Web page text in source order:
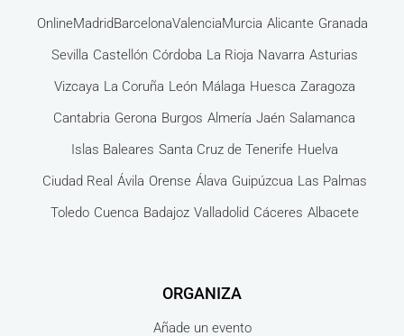
OnlineMadridBarcelonaValenciaMurcia Alicante Granada
Sevilla Castellón Córdoba La Rioja Navarra Asturias
Vizcaya La Coruña León Málaga Huesca Zaragoza
Cantabria Gerona Burgos Almería Jaén Salamanca
Islas Baleares Santa Cruz de Tenerife Huelva
Ciudad Real Ávila Orense Álava Guipúzcua Las Palmas
Toledo Cuenca Badajoz Valladolid Cáceres Albacete
ORGANIZA
Añade un evento